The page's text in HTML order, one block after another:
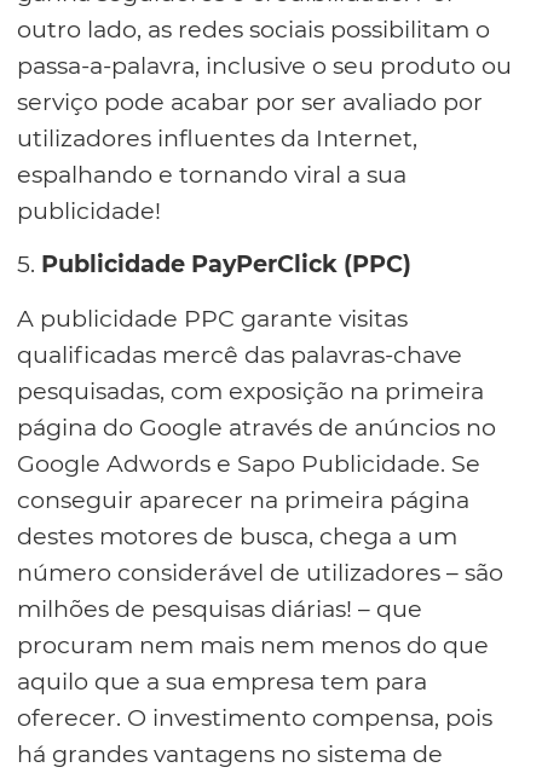
outro lado, as redes sociais possibilitam o
passa-a-palavra, inclusive o seu produto ou
serviço pode acabar por ser avaliado por
utilizadores influentes da Internet,
espalhando e tornando viral a sua
publicidade!
5. Publicidade PayPerClick (PPC)
A publicidade PPC garante visitas
qualificadas mercê das palavras-chave
pesquisadas, com exposição na primeira
página do Google através de anúncios no
Google Adwords e Sapo Publicidade. Se
conseguir aparecer na primeira página
destes motores de busca, chega a um
número considerável de utilizadores – são
milhões de pesquisas diárias! – que
procuram nem mais nem menos do que
aquilo que a sua empresa tem para
oferecer. O investimento compensa, pois
há grandes vantagens no sistema de